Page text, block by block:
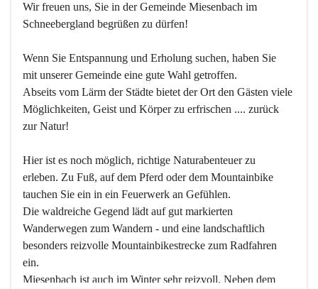
Wir freuen uns, Sie in der Gemeinde Miesenbach im
Schneebergland begrüßen zu dürfen!
Wenn Sie Entspannung und Erholung suchen, haben Sie
mit unserer Gemeinde eine gute Wahl getroffen.
Abseits vom Lärm der Städte bietet der Ort den Gästen viele
Möglichkeiten, Geist und Körper zu erfrischen .... zurück
zur Natur!
Hier ist es noch möglich, richtige Naturabenteuer zu
erleben. Zu Fuß, auf dem Pferd oder dem Mountainbike
tauchen Sie ein in ein Feuerwerk an Gefühlen.
Die waldreiche Gegend lädt auf gut markierten
Wanderwegen zum Wandern - und eine landschaftlich
besonders reizvolle Mountainbikestrecke zum Radfahren
ein.
Miesenbach ist auch im Winter sehr reizvoll. Neben dem